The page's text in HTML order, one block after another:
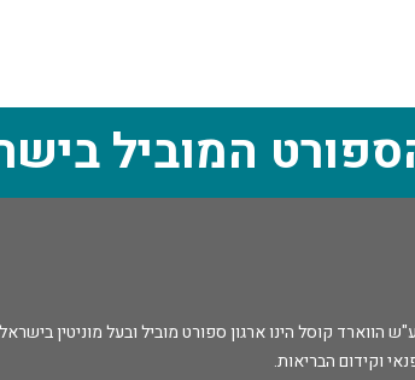
המוביל
הווארד קוסל הינו ארגון ספורט מוביל ובעל מוניטין
וקידום הבריאות.